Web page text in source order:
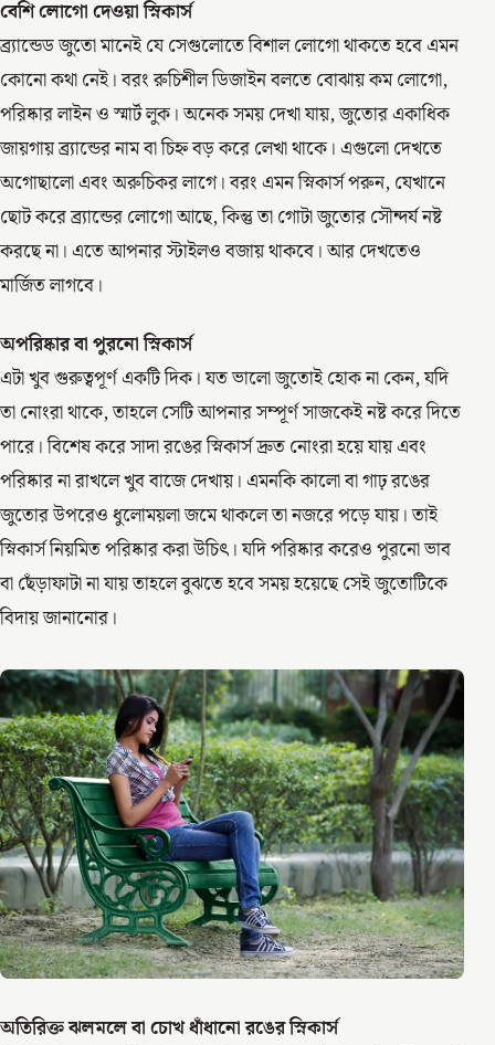
বেশি লোগো দেওয়া স্নিকার্স
ব্র্যান্ডেড জুতো মানেই যে সেগুলোতে বিশাল লোগো থাকতে হবে এমন
কোনো কথা নেই। বরং রুচিশীল ডিজাইন বলতে বোঝায় কম লোগো,
পরিষ্কার লাইন ও স্মার্ট লুক। অনেক সময় দেখা যায়, জুতোর একাধিক
জায়গায় ব্র্যান্ডের নাম বা চিহ্ন বড় করে লেখা থাকে। এগুলো দেখতে
অগোছালো এবং অরুচিকর লাগে। বরং এমন স্নিকার্স পরুন, যেখানে
ছোট করে ব্র্যান্ডের লোগো আছে, কিন্তু তা গোটা জুতোর সৌন্দর্য নষ্ট
করছে না। এতে আপনার স্টাইলও বজায় থাকবে। আর দেখতেও
মার্জিত লাগবে।
অপরিষ্কার বা পুরনো স্নিকার্স
এটা খুব গুরুত্বপূর্ণ একটি দিক। যত ভালো জুতোই হোক না কেন, যদি
তা নোংরা থাকে, তাহলে সেটি আপনার সম্পূর্ণ সাজকেই নষ্ট করে দিতে
পারে। বিশেষ করে সাদা রঙের স্নিকার্স দ্রুত নোংরা হয়ে যায় এবং
পরিষ্কার না রাখলে খুব বাজে দেখায়। এমনকি কালো বা গাঢ় রঙের
জুতোর উপরেও ধুলোময়লা জমে থাকলে তা নজরে পড়ে যায়। তাই
স্নিকার্স নিয়মিত পরিষ্কার করা উচিৎ। যদি পরিষ্কার করেও পুরনো ভাব
বা ছেঁড়াফাটা না যায় তাহলে বুঝতে হবে সময় হয়েছে সেই জুতোটিকে
বিদায় জানানোর।
অতিরিক্ত ঝলমলে বা চোখ ধাঁধানো রঙের স্নিকার্স